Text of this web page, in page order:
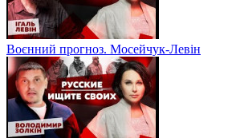
Воєнний прогноз. Мосейчук-Левін